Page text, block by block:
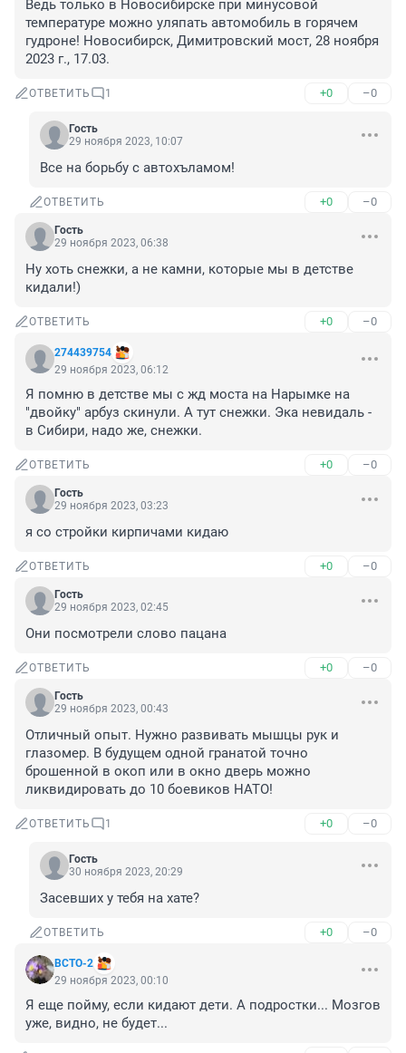
Ведь только в Новосибирске при минусовой
температуре можно уляпать автомобиль в горячем
гудроне! Новосибирск, Димитровский мост, 28 ноября
2023 г., 17.03.
ОТВЕТИТЬ 1 +0 –0
Гость
29 ноября 2023, 10:07
Все на борьбу с автохъламом!
ОТВЕТИТЬ +0 –0
Гость
29 ноября 2023, 06:38
Ну хоть снежки, а не камни, которые мы в детстве
кидали!)
ОТВЕТИТЬ +0 –0
274439754
29 ноября 2023, 06:12
Я помню в детстве мы с жд моста на Нарымке на
"двойку" арбуз скинули. А тут снежки. Эка невидаль -
в Сибири, надо же, снежки.
ОТВЕТИТЬ +0 –0
Гость
29 ноября 2023, 03:23
я со стройки кирпичами кидаю
ОТВЕТИТЬ +0 –0
Гость
29 ноября 2023, 02:45
Они посмотрели слово пацана
ОТВЕТИТЬ +0 –0
Гость
29 ноября 2023, 00:43
Отличный опыт. Нужно развивать мышцы рук и
глазомер. В будущем одной гранатой точно
брошенной в окоп или в окно дверь можно
ликвидировать до 10 боевиков НАТО!
ОТВЕТИТЬ 1 +0 –0
Гость
30 ноября 2023, 20:29
Засевших у тебя на хате?
ОТВЕТИТЬ +0 –0
ВСТО-2
29 ноября 2023, 00:10
Я еще пойму, если кидают дети. А подростки... Мозгов
уже, видно, не будет...